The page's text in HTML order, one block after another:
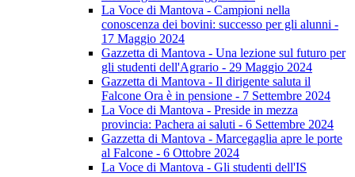
La Voce di Mantova - Campioni nella
conoscenza dei bovini: successo per gli alunni -
17 Maggio 2024
Gazzetta di Mantova - Una lezione sul futuro per
gli studenti dell'Agrario - 29 Maggio 2024
Gazzetta di Mantova - Il dirigente saluta il
Falcone Ora è in pensione - 7 Settembre 2024
La Voce di Mantova - Preside in mezza
provincia: Pachera ai saluti - 6 Settembre 2024
Gazzetta di Mantova - Marcegaglia apre le porte
al Falcone - 6 Ottobre 2024
La Voce di Mantova - Gli studenti dell'IS